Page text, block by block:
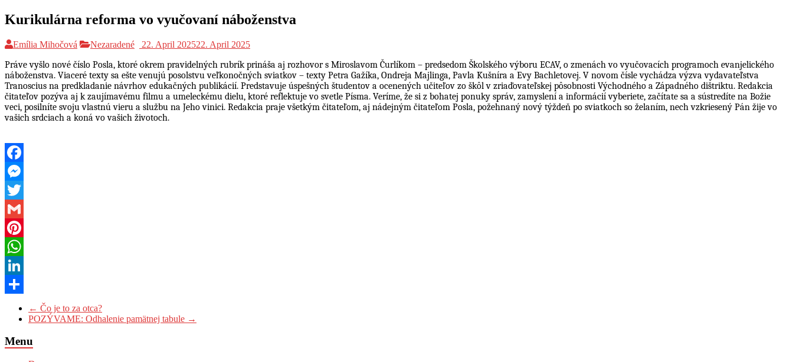
Kurikulárna reforma vo vyučovaní náboženstva
Emília Mihočová Nezaradené 22. April 202522. April 2025
Práve vyšlo nové číslo Posla, ktoré okrem pravidelných rubrík prináša aj rozhovor s Miroslavom Čurlíkom – predsedom Školského výboru ECAV, o zmenách vo vyučovacích programoch evanjelického
náboženstva. Viaceré texty sa ešte venujú posolstvu veľkonočných sviatkov – texty Petra Gažíka, Ondreja Majlinga, Pavla Kušníra a Evy Bachletovej. V novom čísle vychádza výzva vydavateľstva
Tranoscius na predkladanie návrhov edukačných publikácií. Predstavuje úspešných študentov a ocenených učiteľov zo škôl v zriaďovateľskej pôsobnosti Východného a Západného dištriktu. Redakcia
čitateľov pozýva aj k zaujímavému filmu a umeleckému dielu, ktoré reflektuje vo svetle Písma. Veríme, že si z bohatej ponuky správ, zamyslení a informácií vyberiete, začítate sa a sústredíte na Božie
veci, posilníte svoju vlastnú vieru a službu na Jeho vinici. Redakcia praje všetkým čitateľom, aj nádejným čitateľom Posla, požehnaný nový týždeň po sviatkoch so želaním, nech vzkriesený Pán žije vo
vašich srdciach a koná vo vašich životoch.
Facebook
Messenger
Twitter
Gmail
Pinterest
WhatsApp
LinkedIn
← Čo je to za otca?
POZÝVAME: Odhalenie pamätnej tabule →
Menu